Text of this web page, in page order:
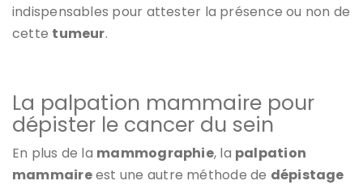
indispensables pour attester la présence ou non de
cette tumeur.
La palpation mammaire pour
dépister le cancer du sein
En plus de la mammographie, la palpation
mammaireest une autre méthode de dépistage